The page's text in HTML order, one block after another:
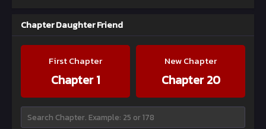
Chapter Daughter Friend
First Chapter
Chapter 1
New Chapter
Chapter 20